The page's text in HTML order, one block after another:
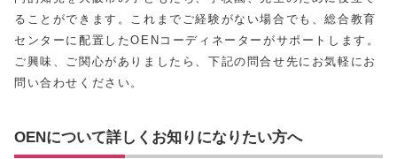
ることができます。これまでご経験がない場合でも、総合教育
センターに配置したOENコーディネーターがサポートします。
ご興味、ご関心がありましたら、下記の問合せ先にお気軽にお
問い合わせください。
OENについて詳しくお知りになりたい方へ